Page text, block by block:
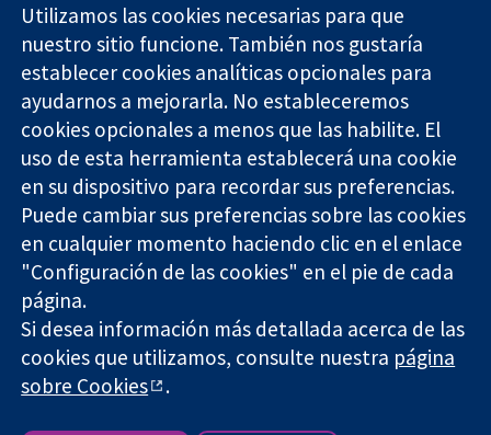
Evidencia fiable.
Decisiones
informadas.
Mejor salud.
11-13 Cavendish
Square
Londres
W1G 0AN
Reino Unido
Contacto
Noticias
Prensa
Sobre
nosotros
Empleo
Cochrane
Library
The Cochrane Collaboration is a charity (no. 1045921) and a
company limited by guarantee (no. 03044323) registered in
England & Wales. VAT registration number GB 718 2127 49.
Copyright © 2026 The Cochrane Collaboration
Términos y condiciones del sitio web|Responsabilidades
Utilizamos las cookies necesarias para que
nuestro sitio funcione. También nos gustaría
establecer cookies analíticas opcionales para
ayudarnos a mejorarla. No estableceremos
cookies opcionales a menos que las habilite. El
uso de esta herramienta establecerá una cookie
en su dispositivo para recordar sus preferencias.
Puede cambiar sus preferencias sobre las cookies
en cualquier momento haciendo clic en el enlace
"Configuración de las cookies" en el pie de cada
página.
Si desea información más detallada acerca de las
cookies que utilizamos, consulte nuestra página
sobre Cookies
.